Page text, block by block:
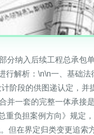
纳入后续工程总承包
行解析：\n\n一、基础
阶段的供图递认定，并
并一套的完整一体承接
负担案例方向》规定
但在界定归类变更追索